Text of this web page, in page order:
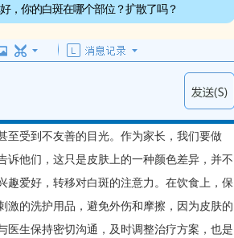
科医院，才能让孩子的治疗之路走得更稳
子较好的支持
关怀和心理支持，与医学治疗同样重要。白
至受到不友善的目光。作为家长，我们要做
诉他们，这只是皮肤上的一种颜色差异，并不
趣爱好，转移对白斑的注意力。在饮食上，保
激的洗护用品，避免外伤和摩擦，因为皮肤的
医生保持密切沟通，及时调整治疗方案，也是
斑多长时间了？